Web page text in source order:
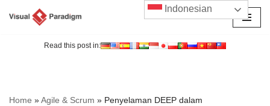
Read this post in:
Home »Agile & Scrum » Penyelaman DEEP dalam
Indonesian